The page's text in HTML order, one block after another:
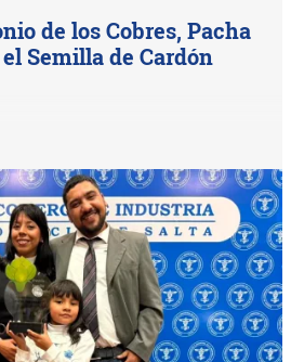
de los Cobres, Pacha
Semilla de Cardón